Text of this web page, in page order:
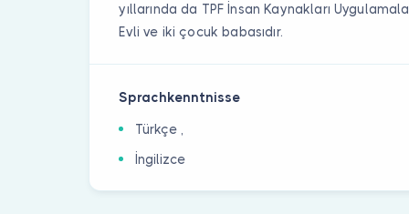
yıllarında da TPF İnsan Kaynakları
Evli ve iki çocuk babasıdır.
Sprachkenntnisse
Türkçe ,
İngilizce